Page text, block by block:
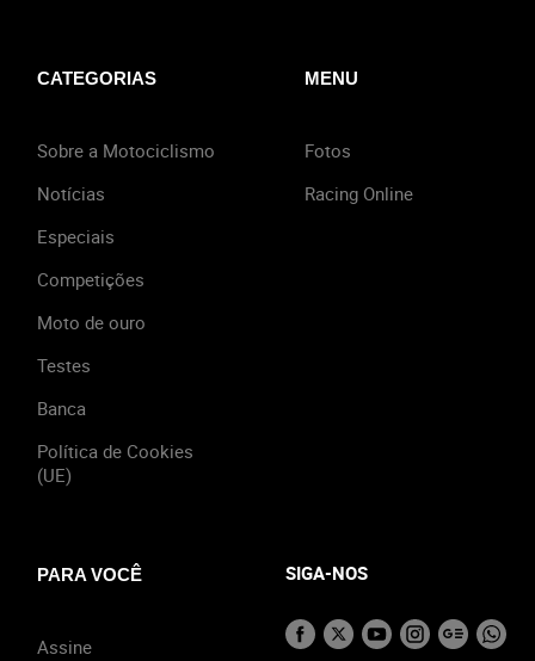
CATEGORIAS
Sobre a Motociclismo
Notícias
Especiais
Competições
Moto de ouro
Testes
Banca
Política de Cookies
(UE)
MENU
Fotos
Racing Online
PARA VOCÊ
Assine
SIGA-NOS